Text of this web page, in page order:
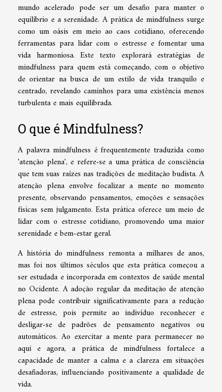
mundo acelerado pode ser um desafio para manter o
equilíbrio e a serenidade. A prática de mindfulness surge
como um oásis em meio ao caos cotidiano, oferecendo
ferramentas para lidar com o estresse e fomentar uma
vida harmoniosa. Este texto explorará estratégias de
mindfulness para quem está começando, com o objetivo
de orientar na busca de um estilo de vida tranquilo e
centrado, revelando caminhos para uma existência menos
turbulenta e mais equilibrada.
O que é Mindfulness?
A palavra mindfulness é frequentemente traduzida como
'atenção plena', e refere-se a uma prática de consciência
que tem suas raízes nas tradições de meditação budista. A
atenção plena envolve focalizar a mente no momento
presente, observando pensamentos, emoções e sensações
físicas sem julgamento. Esta prática oferece um meio de
lidar com o estresse cotidiano, promovendo uma maior
serenidade e bem-estar geral.
A história do mindfulness remonta a milhares de anos,
mas foi nos últimos séculos que esta prática começou a
ser estudada e incorporada em contextos de saúde mental
no Ocidente. A adoção regular da meditação de atenção
plena pode contribuir significativamente para a redução
de estresse, pois permite ao indivíduo reconhecer e
desligar-se de padrões de pensamento negativos ou
automáticos. Ao exercitar a mente para permanecer no
aqui e agora, a prática de mindfulness fortalece a
capacidade de manter a calma e a clareza em situações
desafiadoras, influenciando positivamente a qualidade de
vida.